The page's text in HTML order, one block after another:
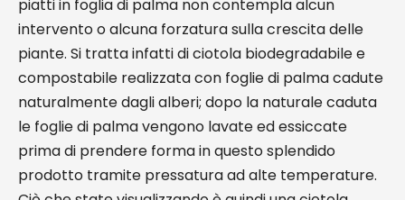
piatti in foglia di palma non contempla alcun
intervento o alcuna forzatura sulla crescita delle
piante. Si tratta infatti di ciotola biodegradabile e
compostabile realizzata con foglie di palma cadute
naturalmente dagli alberi; dopo la naturale caduta
le foglie di palma vengono lavate ed essiccate
prima di prendere forma in questo splendido
prodotto tramite pressatura ad alte temperature.